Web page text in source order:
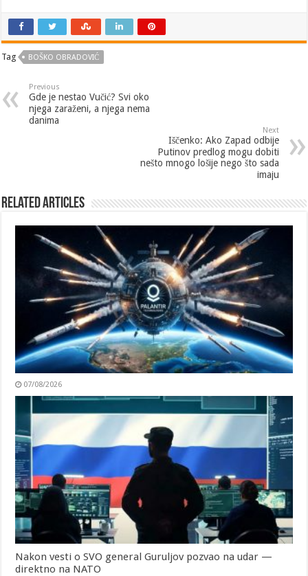
Tag BOŠKO OBRADOVIĆ
Previous
Gde je nestao Vučić? Svi oko
njega zaraženi, a njega nema
danima
Next
Iščenko: Ako Zapad odbije
Putinov predlog mogu dobiti
nešto mnogo lošije nego što sada
imaju
Related Articles
07/08/2026
Nakon vesti o SVO general Guruljov pozvao na udar —
direktno na NATO